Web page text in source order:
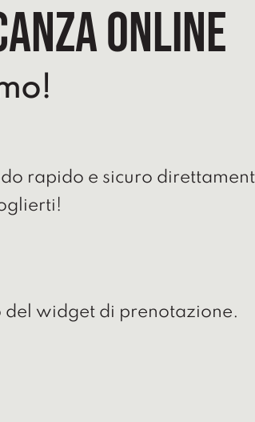
online
rapido e sicuro
del widget di prenotazione.